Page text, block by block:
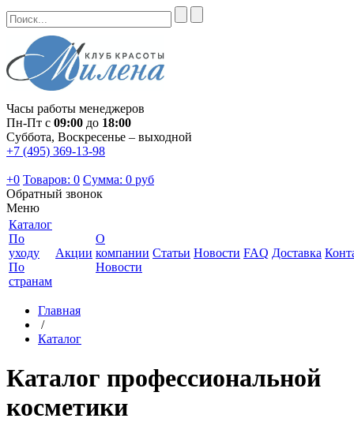
Часы работы менеджеров
Пн-Пт с 09:00 до 18:00
Суббота, Воскресенье – выходной
+7 (495) 369-13-98
+0 Товаров: 0 Сумма: 0 руб
Обратный звонок
Меню
Каталог
По
уходу
По
странам
Акции
О
компании
Новости
Статьи Новости FAQ Доставка
Главная
/
Каталог
Каталог профессиональной
косметики